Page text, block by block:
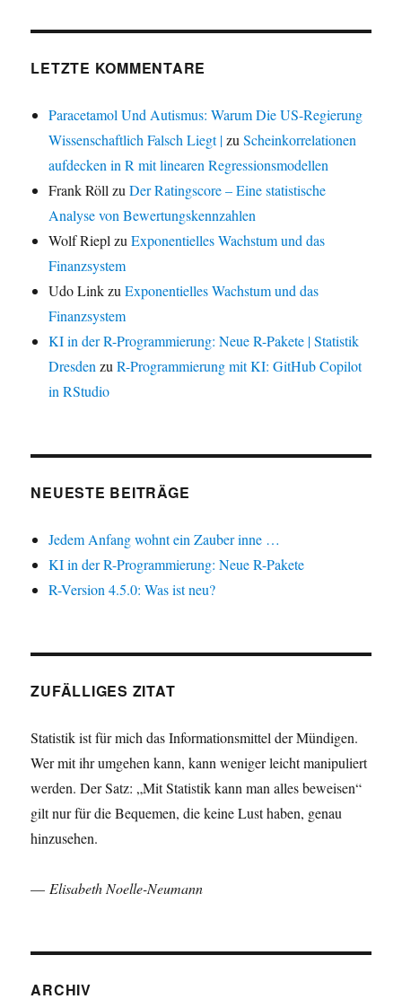
LETZTE KOMMENTARE
Paracetamol Und Autismus: Warum Die US-Regierung
Wissenschaftlich Falsch Liegt |zuScheinkorrelationen
aufdecken in R mit linearen Regressionsmodellen
Frank Röll zuDer Ratingscore – Eine statistische
Analyse von Bewertungskennzahlen
Wolf Riepl zuExponentielles Wachstum und das
Finanzsystem
Udo LinkzuExponentielles Wachstum und das
Finanzsystem
KI in der R-Programmierung: Neue R-Pakete | Statistik
Dresden zuR-Programmierung mit KI: GitHub Copilot
in RStudio
NEUESTE BEITRÄGE
Jedem Anfang wohnt ein Zauber inne …
KI in der R-Programmierung: Neue R-Pakete
R-Version 4.5.0: Was ist neu?
ZUFÄLLIGES ZITAT
Statistik ist für mich das Informationsmittel der Mündigen.
Wer mit ihr umgehen kann, kann weniger leicht manipuliert
werden. Der Satz: „Mit Statistik kann man alles beweisen“
gilt nur für die Bequemen, die keine Lust haben, genau
hinzusehen.
— Elisabeth Noelle-Neumann
ARCHIV